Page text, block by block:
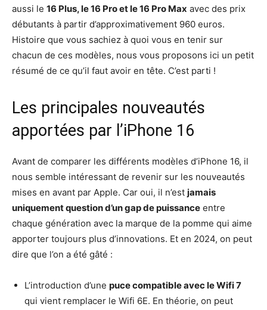
aussi le 16 Plus, le 16 Pro et le 16 Pro Max avec des prix
débutants à partir d’approximativement 960 euros.
Histoire que vous sachiez à quoi vous en tenir sur
chacun de ces modèles, nous vous proposons ici un petit
résumé de ce qu’il faut avoir en tête. C’est parti !
Les principales nouveautés
apportées par l’iPhone 16
Avant de comparer les différents modèles d’iPhone 16, il
nous semble intéressant de revenir sur les nouveautés
mises en avant par Apple. Car oui, il n’est jamais
uniquement question d’un gap de puissance entre
chaque génération avec la marque de la pomme qui aime
apporter toujours plus d’innovations. Et en 2024, on peut
dire que l’on a été gâté :
L’introduction d’une puce compatible avec le Wifi 7
qui vient remplacer le Wifi 6E. En théorie, on peut